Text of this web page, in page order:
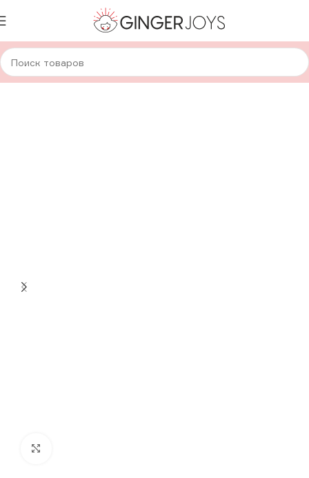
Главная Украшения Наборы украшений